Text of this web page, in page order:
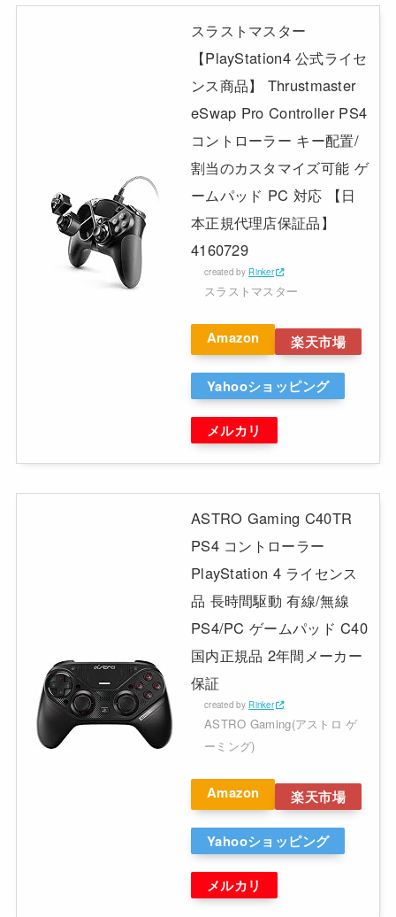
スラストマスター
【PlayStation4 公式ライセ
ンス商品】 Thrustmaster
eSwap Pro Controller PS4
コントローラー キー配置/
割当のカスタマイズ可能 ゲ
ームパッド PC 対応 【日
本正規代理店保証品】
4160729
created by Rinker
スラストマスター
Amazon 楽天市場
Yahooショッピング
メルカリ
ASTRO Gaming C40TR
PS4 コントローラー
PlayStation 4 ライセンス
品 長時間駆動 有線/無線
PS4/PC ゲームパッド C40
国内正規品 2年間メーカー
保証
created by Rinker
ASTRO Gaming(アストロ ゲ
ーミング)
Amazon 楽天市場
Yahooショッピング
メルカリ